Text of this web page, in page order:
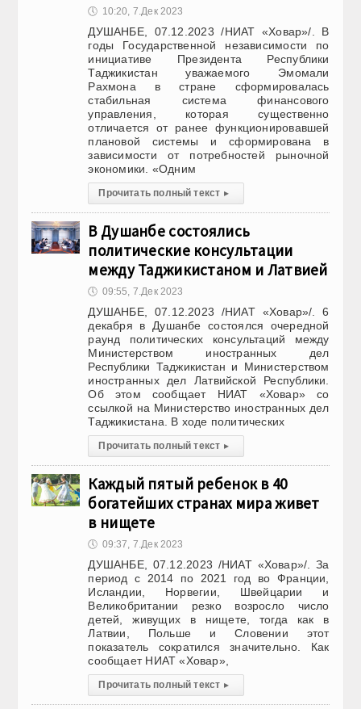
🕔 10:20, 7.Дек 2023
ДУШАНБЕ, 07.12.2023 /НИАТ «Ховар»/. В
годы Государственной независимости по
инициативе Президента Республики
Таджикистан уважаемого Эмомали
Рахмона в стране сформировалась
стабильная система финансового
управления, которая существенно
отличается от ранее функционировавшей
плановой системы и сформирована в
зависимости от потребностей рыночной
экономики. «Одним
Прочитать полный текст ▸
В Душанбе состоялись
политические консультации
между Таджикистаном и Латвией
🕔 09:55, 7.Дек 2023
ДУШАНБЕ, 07.12.2023 /НИАТ «Ховар»/. 6
декабря в Душанбе состоялся очередной
раунд политических консультаций между
Министерством иностранных дел
Республики Таджикистан и Министерством
иностранных дел Латвийской Республики.
Об этом сообщает НИАТ «Ховар» со
ссылкой на Министерство иностранных дел
Таджикистана. В ходе политических
Прочитать полный текст ▸
Каждый пятый ребенок в 40
богатейших странах мира живет
в нищете
🕔 09:37, 7.Дек 2023
ДУШАНБЕ, 07.12.2023 /НИАТ «Ховар»/. За
период с 2014 по 2021 год во Франции,
Исландии, Норвегии, Швейцарии и
Великобритании резко возросло число
детей, живущих в нищете, тогда как в
Латвии, Польше и Словении этот
показатель сократился значительно. Как
сообщает НИАТ «Ховар»,
Прочитать полный текст ▸